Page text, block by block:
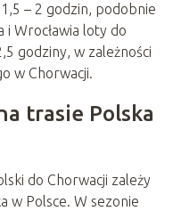
– 2 godzin, podobnie
i Wrocławia loty do
godziny, w zależności
w Chorwacji.
trasie Polska
do Chorwacji zależy
w Polsce. W sezonie